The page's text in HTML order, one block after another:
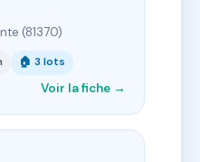
(81370)
🏠 3 lots
Voir la fiche →